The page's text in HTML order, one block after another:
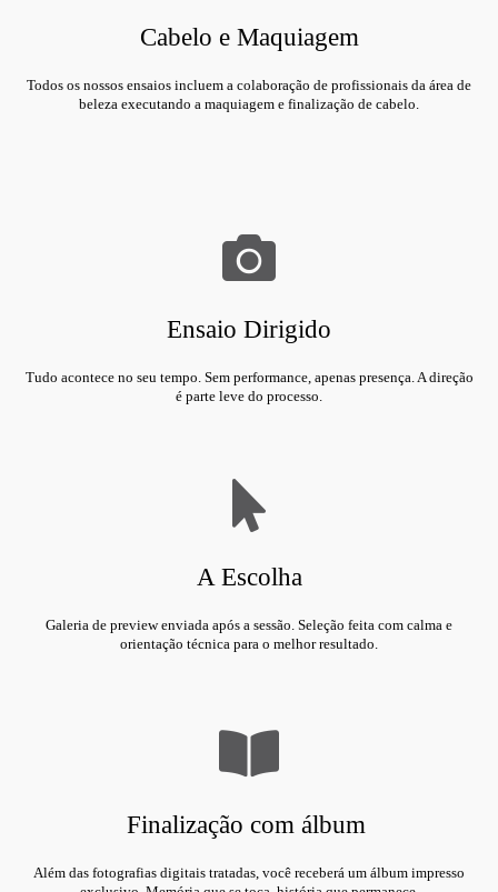
Cabelo e Maquiagem
Todos os nossos ensaios incluem a colaboração de profissionais da área de
beleza executando a maquiagem e finalização de cabelo.
Ensaio Dirigido
Tudo acontece no seu tempo. Sem performance, apenas presença. A direção
é parte leve do processo.
A Escolha
Galeria de preview enviada após a sessão. Seleção feita com calma e
orientação técnica para o melhor resultado.
Finalização com álbum
Além das fotografias digitais tratadas, você receberá um álbum impresso